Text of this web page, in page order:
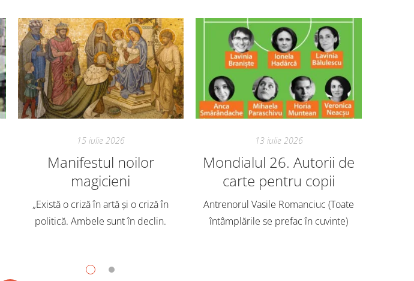
15 iulie 2026
Manifestul noilor
magicieni
„Există o criză în artă și o criză în
politică. Ambele sunt în declin.
Situația poate fi salvată […]
13 iulie 2026
Mondialul 26. Autorii de
carte pentru copii
Antrenorul Vasile Romanciuc (Toate
întâmplările se prefac în cuvinte)